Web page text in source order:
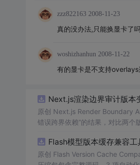
zzz822163 2008-11-23
真的没办法,只能换显卡了
woshizhanhun 2008-11-22
有的显卡是不支持
Next.js渲染边界审计版本
原创 Next.js Render Boundary
错误跨界依赖”的结果，对比两
创与授权声明。运行时零第三方
Flash模型版本缓存兼容
原创 Flash Version Cache